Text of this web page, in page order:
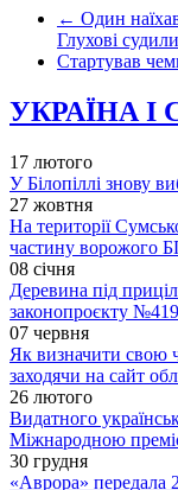
← Один
Глухові
Стартував
УКРАЇНА І
17 лютого
У Білопіллі знову
27 жовтня
На території
частину ворожого
08 січня
Деревина під
законопроєкту
07 червня
Як визначити свою
заходячи на сайт
26 лютого
Видатного
Міжнародною
30 грудня
«Аврора» передала